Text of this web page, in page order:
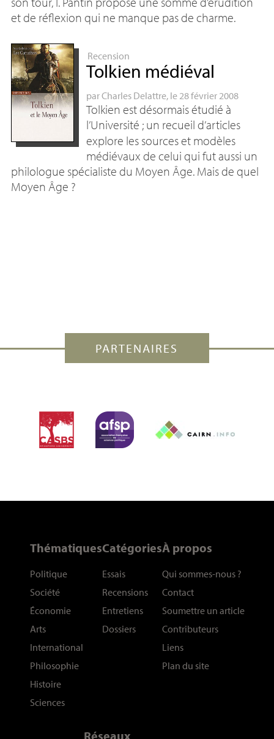
et de réflexion qui ne manque pas de charme.
Recension
Tolkien médiéval
parCharles Delattre, le 28 février 2008
Tolkien est désormais étudié à
l’Université ; un recueil d’articles
explore les sources et modèles
médiévaux de celui qui fut aussi un
philologue spécialiste du Moyen Âge. Mais de quel
Moyen Âge ?
PARTENAIRES
Thématiques
Politique
Société
Économie
Arts
International
Philosophie
Histoire
Sciences
Catégories
Essais
Recensions
Entretiens
Dossiers
À propos
Qui sommes-nous ?
Contact
Soumettre un article
Contributeurs
Liens
Plan du site
Réseaux